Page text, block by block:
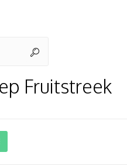
Fruitstreek